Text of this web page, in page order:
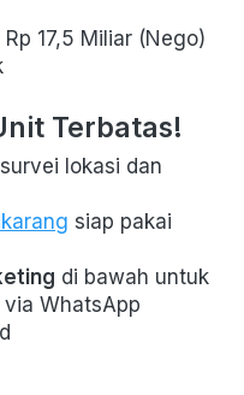
17,5 Miliar (Nego)
Terbatas!
lokasi dan
siap pakai
di bawah untuk
WhatsApp